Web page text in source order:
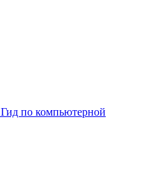
Гид по компьютерной